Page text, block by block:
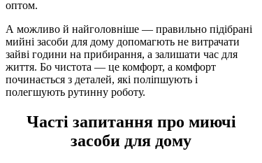
оптом.
А можливо й найголовніше — правильно підібрані
мийні засоби для дому допомагють не витрачати
зайві години на прибирання, а залишати час для
життя. Бо чистота — це комфорт, а комфорт
починається з деталей, які поліпшують і
полегшують рутинну роботу.
Часті запитання про миючі
засоби для дому